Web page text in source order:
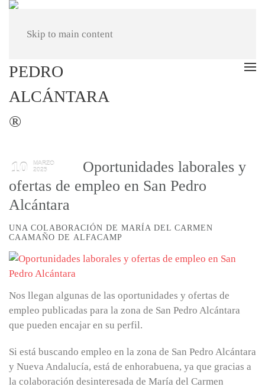
Skip to main content
10
MARZO
2025
Oportunidades laborales y
ofertas de empleo en San Pedro
Alcántara
UNA COLABORACIÓN DE MARÍA DEL CARMEN
CAAMAÑO DE ALFACAMP
Nos llegan algunas de las oportunidades y ofertas de
empleo publicadas para la zona de San Pedro Alcántara
que pueden encajar en su perfil.
Si está buscando empleo en la zona de San Pedro Alcántara
y Nueva Andalucía, está de enhorabuena, ya que gracias a
la colaboración desinteresada de María del Carmen